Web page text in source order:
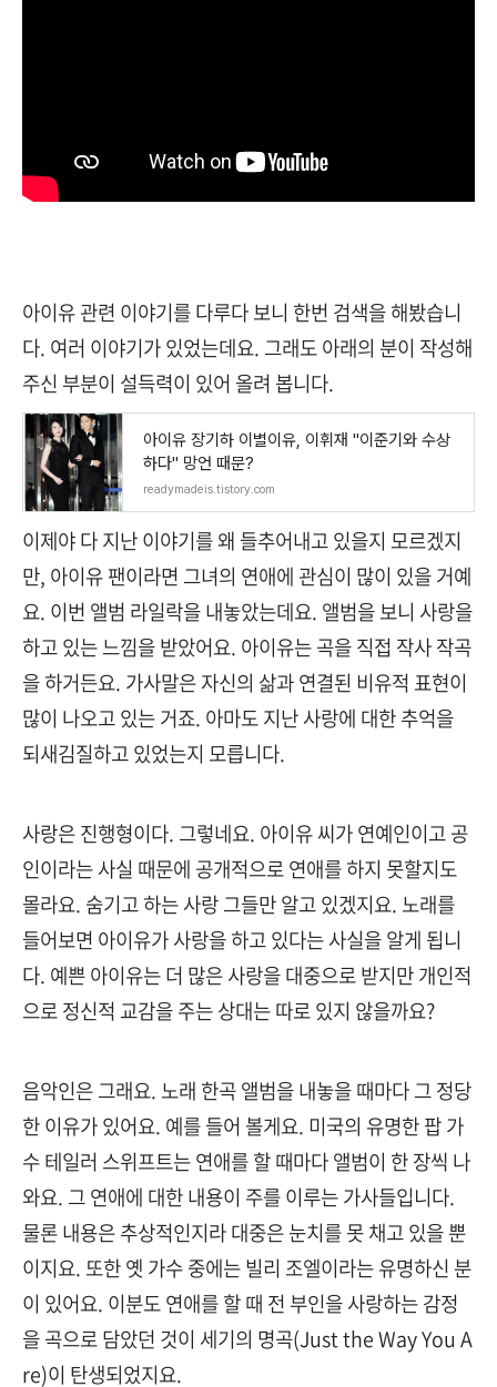
아이유 관련 이야기를 다루다 보니 한번 검색을 해봤습니
다. 여러 이야기가 있었는데요. 그래도 아래의 분이 작성해
주신 부분이 설득력이 있어 올려 봅니다.
아이유 장기하 이별이유, 이휘재 "이준기와 수상
하다" 망언 때문?
readymadeis.tistory.com
이제야 다 지난 이야기를 왜 들추어내고 있을지 모르겠지
만, 아이유 팬이라면 그녀의 연애에 관심이 많이 있을 거예
요. 이번 앨범 라일락을 내놓았는데요. 앨범을 보니 사랑을
하고 있는 느낌을 받았어요. 아이유는 곡을 직접 작사 작곡
을 하거든요. 가사말은 자신의 삶과 연결된 비유적 표현이
많이 나오고 있는 거죠. 아마도 지난 사랑에 대한 추억을
되새김질하고 있었는지 모릅니다.
사랑은 진행형이다. 그렇네요. 아이유 씨가 연예인이고 공
인이라는 사실 때문에 공개적으로 연애를 하지 못할지도
몰라요. 숨기고 하는 사랑 그들만 알고 있겠지요. 노래를
들어보면 아이유가 사랑을 하고 있다는 사실을 알게 됩니
다. 예쁜 아이유는 더 많은 사랑을 대중으로 받지만 개인적
으로 정신적 교감을 주는 상대는 따로 있지 않을까요?
음악인은 그래요. 노래 한곡 앨범을 내놓을 때마다 그 정당
한 이유가 있어요. 예를 들어 볼게요. 미국의 유명한 팝 가
수 테일러 스위프트는 연애를 할 때마다 앨범이 한 장씩 나
와요. 그 연애에 대한 내용이 주를 이루는 가사들입니다.
물론 내용은 추상적인지라 대중은 눈치를 못 채고 있을 뿐
이지요. 또한 옛 가수 중에는 빌리 조엘이라는 유명하신 분
이 있어요. 이분도 연애를 할 때 전 부인을 사랑하는 감정
을 곡으로 담았던 것이 세기의 명곡(Just the Way You A
re)이 탄생되었지요.